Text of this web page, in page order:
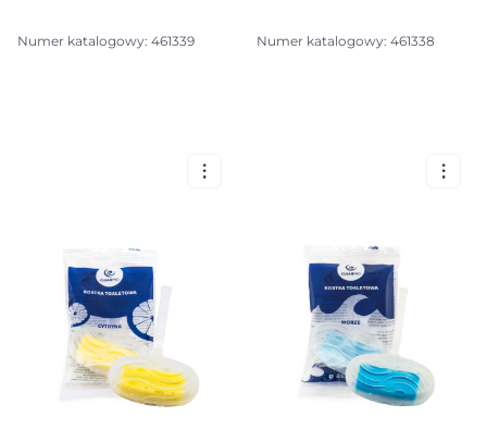
Numer katalogowy: 461339 Numer katalogowy: 461338